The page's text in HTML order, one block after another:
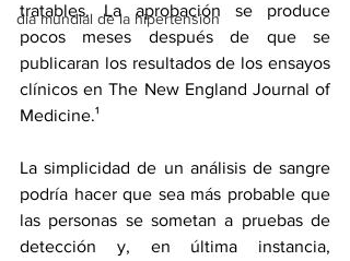
dia mundial de la hipertension
tratables. La aprobación se produce
pocos meses después de que se
publicaran los resultados de los ensayos
clínicos en The New England Journal of
Medicine.¹
La simplicidad de un análisis de sangre
podría hacer que sea más probable que
las personas se sometan a pruebas de
detección y, en última instancia,